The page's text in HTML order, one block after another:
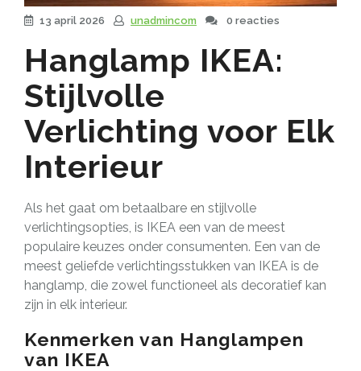
13 april 2026 unadmincom 0 reacties
Hanglamp IKEA:
Stijlvolle
Verlichting voor Elk
Interieur
Als het gaat om betaalbare en stijlvolle
verlichtingsopties, is IKEA een van de meest
populaire keuzes onder consumenten. Een van de
meest geliefde verlichtingsstukken van IKEA is de
hanglamp, die zowel functioneel als decoratief kan
zijn in elk interieur.
Kenmerken van Hanglampen
van IKEA